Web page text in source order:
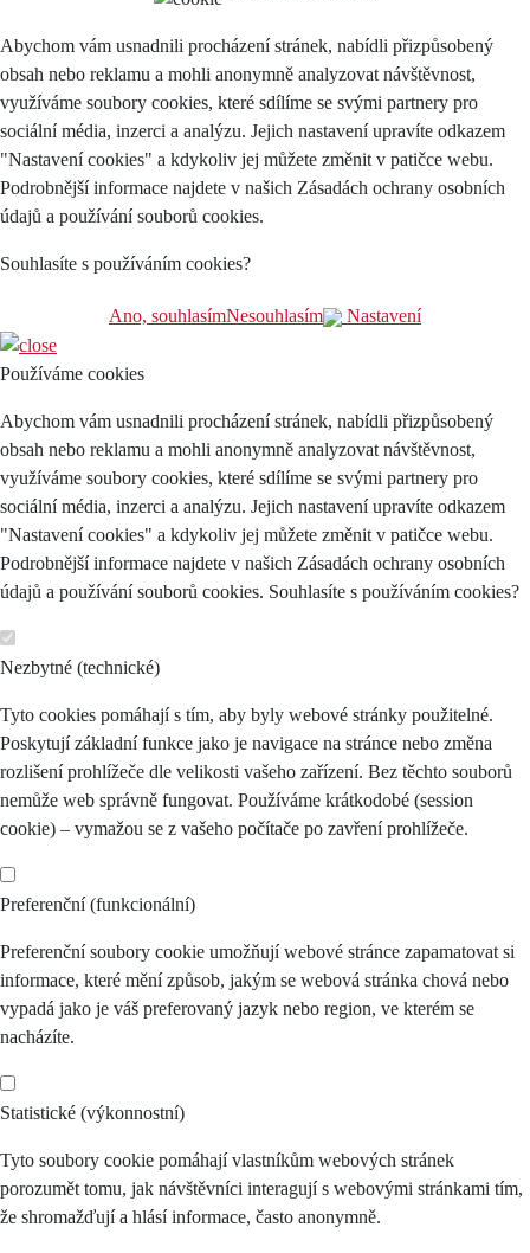
Abychom vám usnadnili procházení stránek, nabídli přizpůsobený
obsah nebo reklamu a mohli anonymně analyzovat návštěvnost,
využíváme soubory cookies, které sdílíme se svými partnery pro
sociální média, inzerci a analýzu. Jejich nastavení upravíte odkazem
"Nastavení cookies" a kdykoliv jej můžete změnit v patičce webu.
Podrobnější informace najdete v našich Zásadách ochrany osobních
údajů a používání souborů cookies.
Souhlasíte s používáním cookies?
Ano, souhlasímNesouhlasím Nastavení
Používáme cookies
Abychom vám usnadnili procházení stránek, nabídli přizpůsobený
obsah nebo reklamu a mohli anonymně analyzovat návštěvnost,
využíváme soubory cookies, které sdílíme se svými partnery pro
sociální média, inzerci a analýzu. Jejich nastavení upravíte odkazem
"Nastavení cookies" a kdykoliv jej můžete změnit v patičce webu.
Podrobnější informace najdete v našich Zásadách ochrany osobních
údajů a používání souborů cookies. Souhlasíte s používáním cookies?
Nezbytné (technické)
Tyto cookies pomáhají s tím, aby byly webové stránky použitelné.
Poskytují základní funkce jako je navigace na stránce nebo změna
rozlišení prohlížeče dle velikosti vašeho zařízení. Bez těchto souborů
nemůže web správně fungovat. Používáme krátkodobé (session
cookie) – vymažou se z vašeho počítače po zavření prohlížeče.
Preferenční (funkcionální)
Preferenční soubory cookie umožňují webové stránce zapamatovat si
informace, které mění způsob, jakým se webová stránka chová nebo
vypadá jako je váš preferovaný jazyk nebo region, ve kterém se
nacházíte.
Statistické (výkonnostní)
Tyto soubory cookie pomáhají vlastníkům webových stránek
porozumět tomu, jak návštěvníci interagují s webovými stránkami tím,
že shromažďují a hlásí informace, často anonymně.